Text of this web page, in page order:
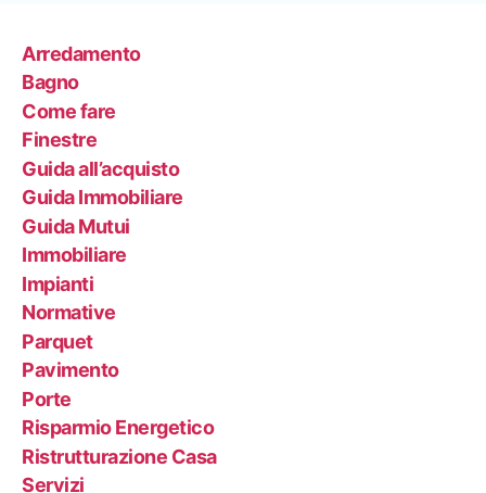
Arredamento
Bagno
Come fare
Finestre
Guida all’acquisto
Guida Immobiliare
Guida Mutui
Immobiliare
Impianti
Normative
Parquet
Pavimento
Porte
Risparmio Energetico
Ristrutturazione Casa
Servizi